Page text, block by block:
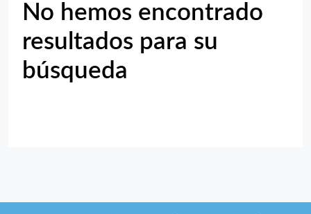
No hemos encontrado
resultados para su
búsqueda